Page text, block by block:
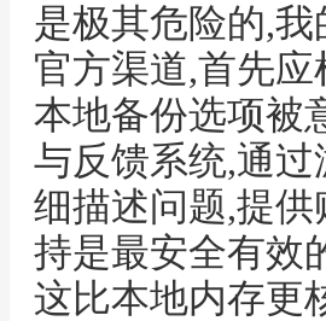
是极其危险的,
官方渠道,首先
本地备份选项被
与反馈系统,通
细描述问题,提
持是最安全有效
这比本地内存更